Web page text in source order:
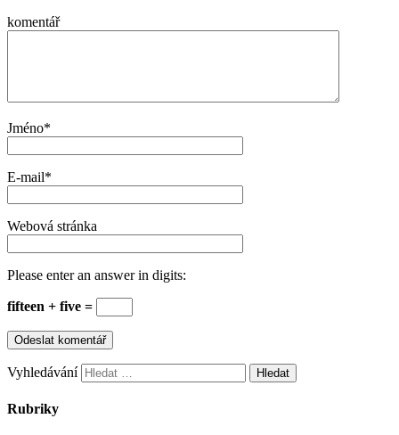
komentář
Jméno*
E-mail*
Webová stránka
Please enter an answer in digits:
fifteen + five =
Vyhledávání
Rubriky